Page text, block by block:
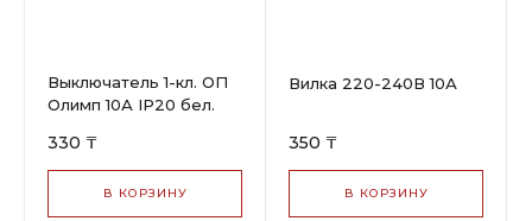
Выключатель 1-кл. ОП
Олимп 10А IP20 бел.
330 ₸
В КОРЗИНУ
Вилка 220-240В 10А
350 ₸
В КОРЗИНУ